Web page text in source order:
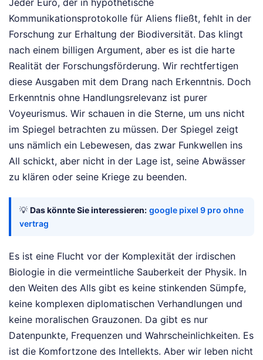
Kommunikationsprotokolle für Aliens fließt, fehlt in der
Forschung zur Erhaltung der Biodiversität. Das klingt
nach einem billigen Argument, aber es ist die harte
Realität der Forschungsförderung. Wir rechtfertigen
diese Ausgaben mit dem Drang nach Erkenntnis. Doch
Erkenntnis ohne Handlungsrelevanz ist purer
Voyeurismus. Wir schauen in die Sterne, um uns nicht
im Spiegel betrachten zu müssen. Der Spiegel zeigt
uns nämlich ein Lebewesen, das zwar Funkwellen ins
All schickt, aber nicht in der Lage ist, seine Abwässer
zu klären oder seine Kriege zu beenden.
💡 Das könnte Sie interessieren: google pixel 9 pro ohne
vertrag
Es ist eine Flucht vor der Komplexität der irdischen
Biologie in die vermeintliche Sauberkeit der Physik. In
den Weiten des Alls gibt es keine stinkenden Sümpfe,
keine komplexen diplomatischen Verhandlungen und
keine moralischen Grauzonen. Da gibt es nur
Datenpunkte, Frequenzen und Wahrscheinlichkeiten. Es
ist die Komfortzone des Intellekts. Aber wir leben nicht